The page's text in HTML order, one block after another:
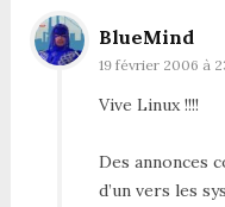
BlueMind
19 février 2006 à
Vive Linux !!!!
Des annonces
d’un vers les